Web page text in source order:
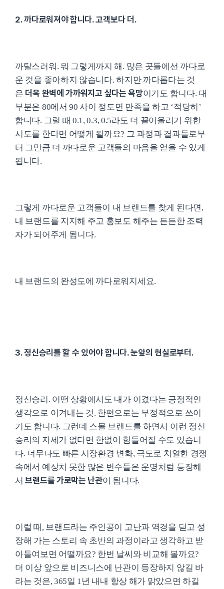
2. 까다로워져야 합니다. 고객보다 더.
까탈스러워. 뭐 그렇게까지 해. 많은 곳들에선 까다로
운 것을 좋아하지 않습니다. 하지만 까다롭다는 것
은 더욱 완벽에 가까워지고 싶다는 욕망이기도 합니다. 대
부분은 80에서 90 사이 정도면 만족을 하고 ‘적당히’
합니다. 그럴 때 0.1, 0.3, 0.5라도 더 끌어올리기 위한
시도를 한다면 어떻게 될까요? 그 과정과 결과들로부
터 그만큼 더 까다로운 고객들의 마음을 얻을 수 있게
됩니다.
그렇게 까다로운 고객들이 내 브랜드를 찾게 된다면,
내 브랜드를 지지해 주고 홍보도 해주는 든든한 조력
자가 되어주게 됩니다.
내 브랜드의 완성도에 까다로워지세요.
3. 정신승리를 할 수 있어야 합니다. 눈앞의 현실로부터.
정신승리. 어떤 상황에서도 내가 이겼다는 긍정적인
생각으로 이겨내는 것. 한편으로는 부정적으로 쓰이
기도 합니다. 그런데 스몰 브랜드를 하면서 이런 정신
승리의 자세가 없다면 한없이 힘들어질 수도 있습니
다. 너무나도 빠른 시장환경 변화, 극도로 치열한 경쟁
속에서 예상치 못한 많은 변수들은 운명처럼 등장해
서브랜드를 가로막는 난관이 됩니다.
이럴 때, 브랜드라는 주인공이 고난과 역경을 딛고 성
장해 가는 스토리 속 초반의 과정이라고 생각하고 받
아들여보면 어떨까요? 한번 날씨와 비교해 볼까요?
더 이상 앞으로 비즈니스에 난관이 등장하지 않길 바
라는 것은, 365일 1년 내내 항상 해가 맑았으면 하길